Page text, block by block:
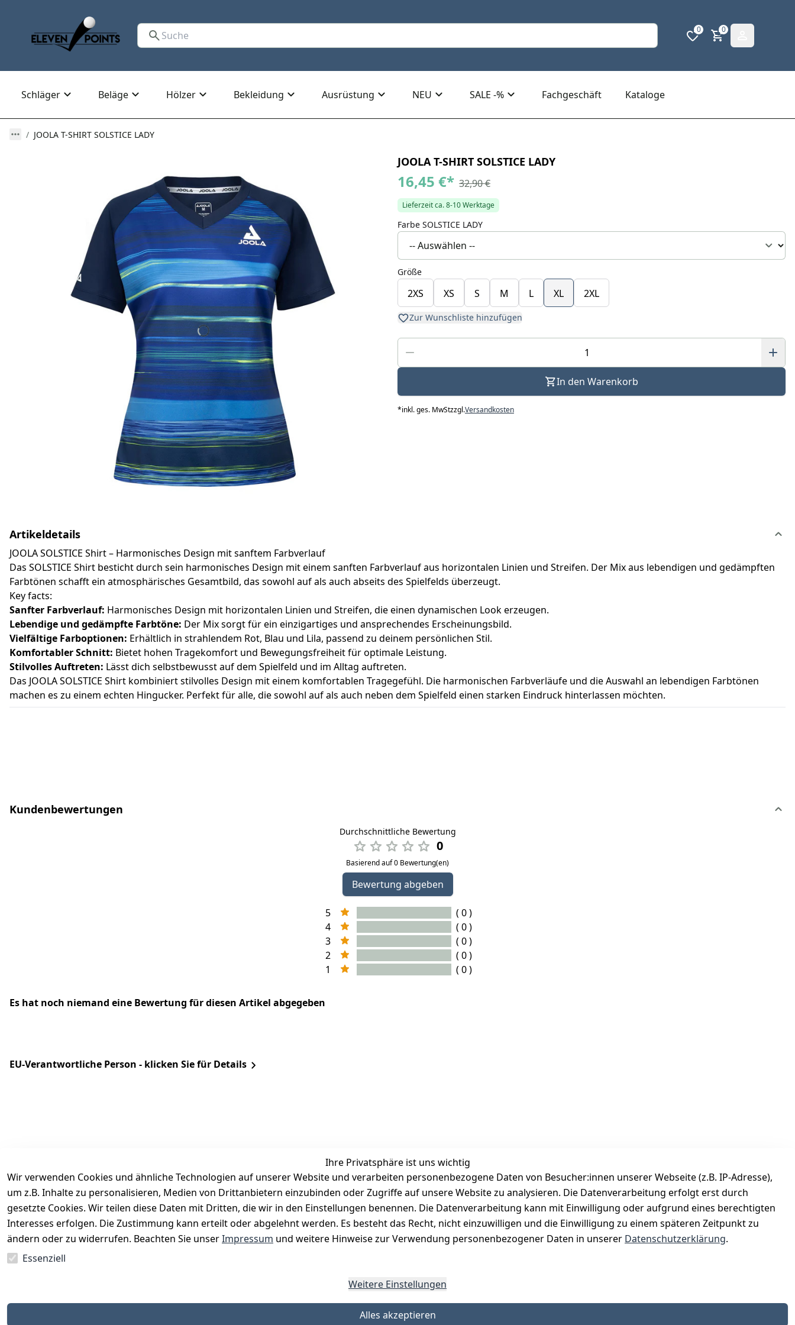
0 0
Schläger Beläge Hölzer Bekleidung Ausrüstung NEU SALE -% Fachgeschäft Kataloge
JOOLA T-SHIRT SOLSTICE LADY
JOOLA T-SHIRT SOLSTICE LADY
16,45 €* 32,90 €
Lieferzeit ca. 8-10 Werktage
Farbe SOLSTICE LADY
Größe
2XS XS S M L XL 2XL
Zur Wunschliste hinzufügen
In den Warenkorb
*inkl. ges. MwStzzgl.Versandkosten
Artikeldetails
JOOLA SOLSTICE Shirt – Harmonisches Design mit sanftem Farbverlauf
Das SOLSTICE Shirt besticht durch sein harmonisches Design mit einem sanften Farbverlauf aus horizontalen Linien und Streifen. Der Mix aus lebendigen und gedämpften
Farbtönen schafft ein atmosphärisches Gesamtbild, das sowohl auf als auch abseits des Spielfelds überzeugt.
Key facts:
Sanfter Farbverlauf: Harmonisches Design mit horizontalen Linien und Streifen, die einen dynamischen Look erzeugen.
Lebendige und gedämpfte Farbtöne: Der Mix sorgt für ein einzigartiges und ansprechendes Erscheinungsbild.
Vielfältige Farboptionen: Erhältlich in strahlendem Rot, Blau und Lila, passend zu deinem persönlichen Stil.
Komfortabler Schnitt: Bietet hohen Tragekomfort und Bewegungsfreiheit für optimale Leistung.
Stilvolles Auftreten: Lässt dich selbstbewusst auf dem Spielfeld und im Alltag auftreten.
Das JOOLA SOLSTICE Shirt kombiniert stilvolles Design mit einem komfortablen Tragegefühl. Die harmonischen Farbverläufe und die Auswahl an lebendigen Farbtönen
machen es zu einem echten Hingucker. Perfekt für alle, die sowohl auf als auch neben dem Spielfeld einen starken Eindruck hinterlassen möchten.
Kundenbewertungen
Durchschnittliche Bewertung
0
Basierend auf 0 Bewertung(en)
Bewertung abgeben
5
( 0 )
4
( 0 )
3
( 0 )
2
( 0 )
1
( 0 )
Es hat noch niemand eine Bewertung für diesen Artikel abgegeben
EU-Verantwortliche Person - klicken Sie für Details
Ihre Privatsphäre ist uns wichtig
Wir verwenden Cookies und ähnliche Technologien auf unserer Website und verarbeiten personenbezogene Daten von Besucher:innen unserer Webseite (z.B. IP-Adresse),
um z.B. Inhalte zu personalisieren, Medien von Drittanbietern einzubinden oder Zugriffe auf unsere Website zu analysieren. Die Datenverarbeitung erfolgt erst durch
gesetzte Cookies. Wir teilen diese Daten mit Dritten, die wir in den Einstellungen benennen. Die Datenverarbeitung kann mit Einwilligung oder aufgrund eines berechtigten
Interesses erfolgen. Die Zustimmung kann erteilt oder abgelehnt werden. Es besteht das Recht, nicht einzuwilligen und die Einwilligung zu einem späteren Zeitpunkt zu
ändern oder zu widerrufen. Beachten Sie unserImpressum und weitere Hinweise zur Verwendung personenbezogener Daten in unserer Datenschutzerklärung.
Essenziell
Weitere Einstellungen
Alles akzeptieren
Rechtliches
AGB
Impressum
Barrierefreiheitserklärung
Services
Kontakt
Registrieren
Katalog
Zahlungsmöglichkeiten
Vorkasse
PayPal
Versanddienstleister
Österreichische Post